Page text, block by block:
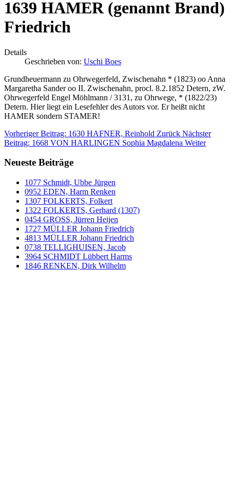
1639 HAMER (genannt Brand)
Friedrich
Details
Geschrieben von: Uschi Boes
Grundheuermann zu Ohrwegerfeld, Zwischenahn * (1823) oo Anna
Margaretha Sander oo II. Zwischenahn, procl. 8.2.1852 Detern, zW.
Ohrwegerfeld Engel Möhlmann / 3131, zu Ohrwege, * (1822/23)
Detern. Hier liegt ein Lesefehler des Autors vor. Er heißt nicht
HAMER sondern STAMER!
Vorheriger Beitrag: 1630 HAFNER, Reinhold Zurück Nächster
Beitrag: 1668 VON HARLINGEN Sophia Magdalena Weiter
Neueste Beiträge
1077 Schmidt, Ubbe Jürgen
0952 EDEN, Harm Renken
1307 FOLKERTS, Folkert
1322 FOLKERTS, Gerhard (1307)
0454 GROSS, Jürren Heijen
1727 MÜLLER Johann Friedrich
4813 MÜLLER Johann Friedrich
0738 TELLIGHUISEN, Jacob
3964 SCHMIDT Lübbert Harms
1846 RENKEN, Dirk Wilhelm